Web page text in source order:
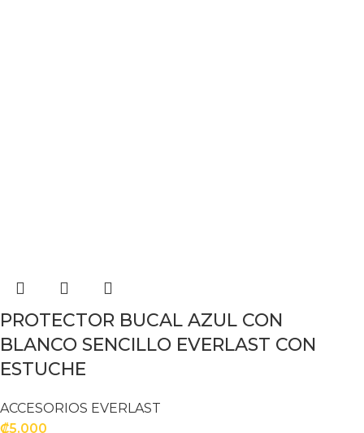
PROTECTOR BUCAL AZUL CON
BLANCO SENCILLO EVERLAST CON
ESTUCHE
ACCESORIOS EVERLAST
₡5.000